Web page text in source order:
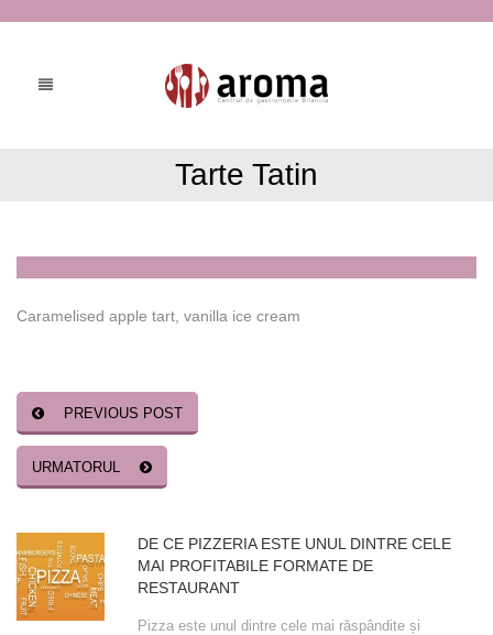
Tarte Tatin
Caramelised apple tart, vanilla ice cream
PREVIOUS POST
URMATORUL
ARTICOLE
RECENTE
DE CE PIZZERIA ESTE UNUL DINTRE CELE
MAI PROFITABILE FORMATE DE
RESTAURANT
Pizza este unul dintre cele mai răspândite și